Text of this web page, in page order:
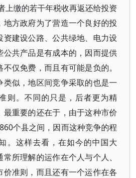
上缴的若干年税收再返还给投资
方政府为了营造一个良好的投
资建设公路、公共绿地、电力设
公共产品是有成本的，因而提供
仅免费，而且有可能是负的。
类似，地区间竞争采取的也是一
则。不同的只是，后者更为精
重要的还在于，由于这种市价
个县之间，因而这种竞争的程
。这样去看，在如今的中国大
所理解的运作在个人与个人、
准则，而且还有一个运作在各